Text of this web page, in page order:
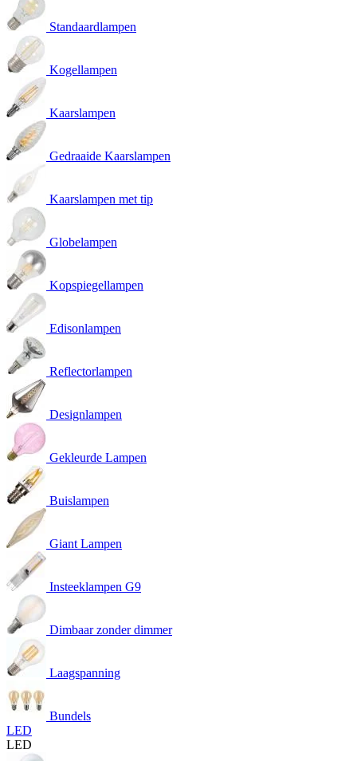
Standaardlampen
Kogellampen
Kaarslampen
Gedraaide Kaarslampen
Kaarslampen met tip
Globelampen
Kopspiegellampen
Edisonlampen
Reflectorlampen
Designlampen
Gekleurde Lampen
Buislampen
Giant Lampen
Insteeklampen G9
Dimbaar zonder dimmer
Laagspanning
Bundels
LED
LED